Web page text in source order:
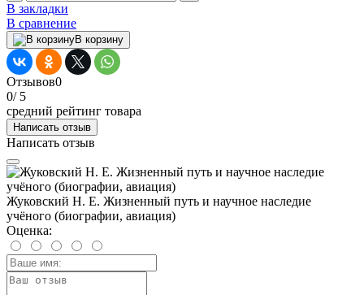
В закладки
В сравнение
В корзину
Отзывов0
0/ 5
средний рейтинг товара
Написать отзыв
Написать отзыв
Жуковский Н. Е. Жизненный путь и научное наследие
учёного (биографии, авиация)
Оценка: